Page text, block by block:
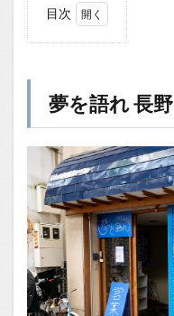
目次
1.1
1.2
You
Tube
1.2.1
はいし
ゃの食
べ歩き
You
Tubeチ
夢を語れ 長野